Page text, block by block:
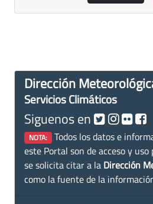
Dirección
Servicios Climáticos
Siguenos en
NOTA: Todos los datos e
este Portal son de acceso y
se solicita citar a la Dirección
como la fuente de la